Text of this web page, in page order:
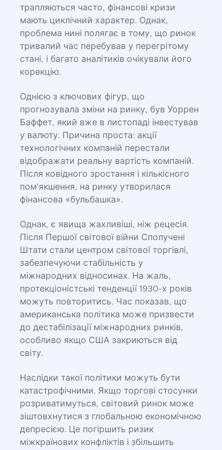
трапляються часто, фінансові кризи
мають циклічний характер. Однак,
проблема нині полягає в тому, що ринок
тривалий час перебував у перегрітому
стані, і багато аналітиків очікували його
корекцію.
Однією з ключових фігур, що
прогнозувала зміни на ринку, був Уоррен
Баффет, який вже в листопаді інвестував
у валюту. Причина проста: акції
технологічних компаній перестали
відображати реальну вартість компаній.
Після ковідного зростання і кількісного
пом'якшення, на ринку утворилася
фінансова «бульбашка».
Однак, є явища жахливіші, ніж рецесія.
Після Першої світової війни Сполучені
Штати стали центром світової торгівлі,
забезпечуючи стабільність у
міжнародних відносинах. На жаль,
протекціоністські тенденції 1930-х років
можуть повторитись. Час показав, що
американська політика може призвести
до дестабілізації міжнародних ринків,
особливо якщо США закриються від
світу.
Наслідки такої політики можуть бути
катастрофічними. Якщо торгові стосунки
розриватимуться, світовий ринок може
зіштовхнутися з глобальною економічною
депресією. Це погіршить ризик
міжкраїнових конфліктів і збільшить